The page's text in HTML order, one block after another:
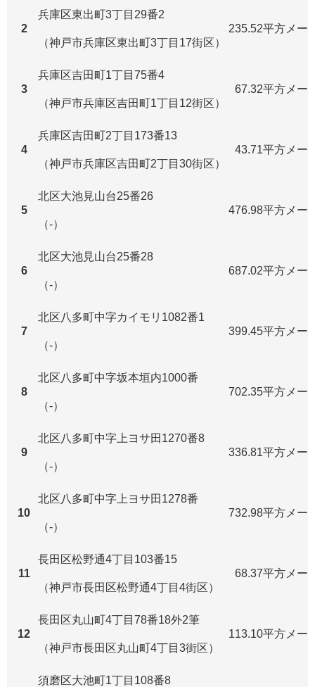
2
兵庫区東出町3丁目29番2
（神戸市兵庫区東出町3丁目17街区）
235.52平方メー
3
兵庫区吉田町1丁目75番4
（神戸市兵庫区吉田町1丁目12街区）
67.32平方メー
4
兵庫区吉田町2丁目173番13
（神戸市兵庫区吉田町2丁目30街区）
43.71平方メー
5
北区大池見山台25番26
（-）
476.98平方メー
6
北区大池見山台25番28
（-）
687.02平方メー
7
北区八多町中字カイモリ1082番1
（-）
399.45平方メー
8
北区八多町中字坂本垣内1000番
（-）
702.35平方メー
9
北区八多町中字上ヨサ田1270番8
（-）
336.81平方メー
10
北区八多町中字上ヨサ田1278番
（-）
732.98平方メー
11
長田区松野通4丁目103番15
（神戸市長田区松野通4丁目4街区）
68.37平方メー
12
長田区丸山町4丁目78番18外2筆
（神戸市長田区丸山町4丁目3街区）
113.10平方メー
須磨区大池町1丁目108番8